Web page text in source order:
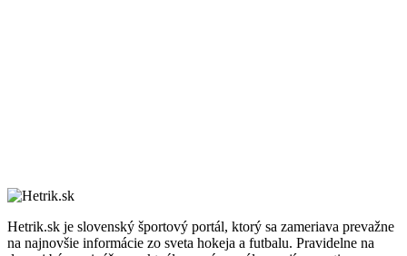
Hetrik.sk je slovenský športový portál, ktorý sa zameriava prevažne
na najnovšie informácie zo sveta hokeja a futbalu. Pravidelne na